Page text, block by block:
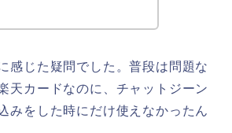
感じた疑問でした。普段は問題な
天カードなのに、チャットジーン
みをした時にだけ使えなかったん